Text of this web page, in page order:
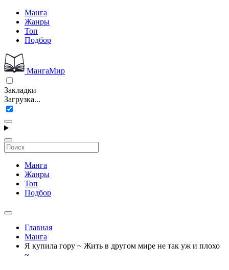
Манга
Жанры
Топ
Подбор
МангаМир
Закладки
Загрузка...
Манга
Жанры
Топ
Подбор
Главная
Манга
Я купила гору ~ Жить в другом мире не так уж и плохо
~